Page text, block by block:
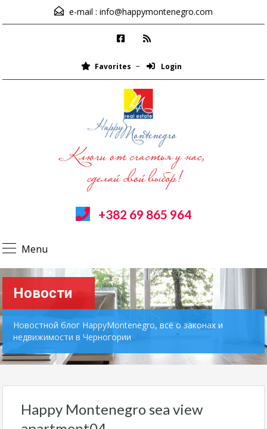
e-mail : info@happymontenegro.com
Favorites Login
+382 69 865 964
Menu
Новости
Новостной блог HappyMontenegro, всё о законах и
недвижимости в Черногории
Happy Montenegro sea view